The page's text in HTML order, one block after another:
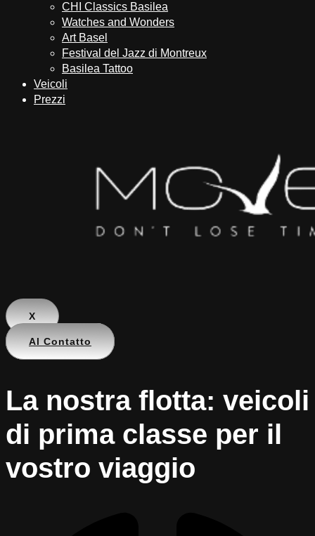
CHI Classics Basilea
Watches and Wonders
Art Basel
Festival del Jazz di Montreux
Basilea Tattoo
Veicoli
Prezzi
X
Al Contatto
La nostra flotta: veicoli
di prima classe per il
vostro viaggio